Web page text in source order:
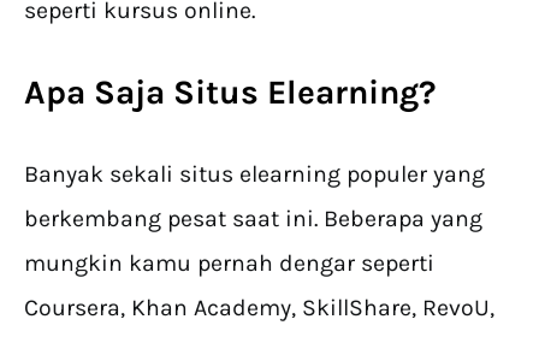
seperti kursus online.
Apa Saja Situs Elearning?
Banyak sekali situs elearning populer yang
berkembang pesat saat ini. Beberapa yang
mungkin kamu pernah dengar seperti
Coursera, Khan Academy, SkillShare, RevoU,